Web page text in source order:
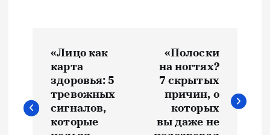
в
«Лицо как
карта
здоровья: 5
тревожных
сигналов,
которые
«Полоски
на ногтях?
7 скрытых
причин, о
которых
вы даже не